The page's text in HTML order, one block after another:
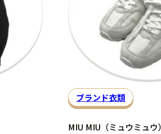
ブランド衣類
MIU MIU（ミュウミュウ）